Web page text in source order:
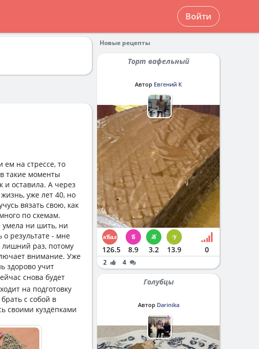
Войти
на стрессе, то
такие моменты
и оставила. А через
уже лет 40, но
вязать свою, как
по схемам.
умела ни шить, ни
результате - мне
лишний раз, потому
внимание. Уже
здорово учит
снова будет
на подготовку
с собой в
своими куздёпками
Новые рецепты
Торт вафельный
Автор Евгений К
126.5 8.9 3.2 13.9 0
2 4
Голубцы
Автор Darinika